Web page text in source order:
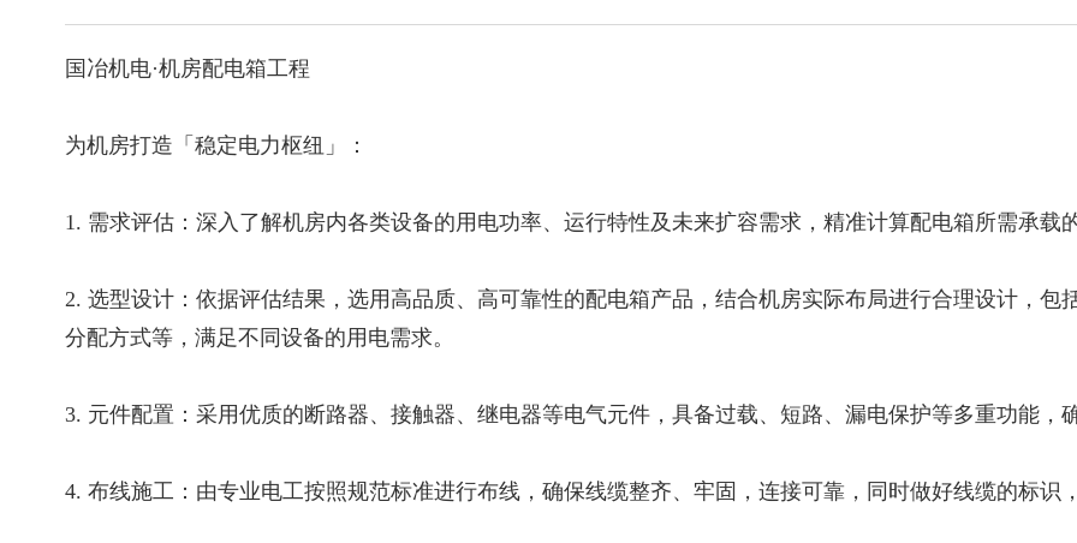
国冶机电·机房配电箱工程
为机房打造「稳定电力枢纽」：
1. 需求评估：深入了解机房内各类设备的用电功率、运行特性及未来扩容需求，精准计算配电箱所需承载
2. 选型设计：依据评估结果，选用高品质、高可靠性的配电箱产品，结合机房实际布局进行合理设计，
分配方式等，满足不同设备的用电需求。
3. 元件配置：采用优质的断路器、接触器、继电器等电气元件，具备过载、短路、漏电保护等多重功能，
4. 布线施工：由专业电工按照规范标准进行布线，确保线缆整齐、牢固，连接可靠，同时做好线缆的标识